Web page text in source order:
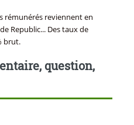
rémunérés reviennent en
Republic... Des taux de
brut.
question,